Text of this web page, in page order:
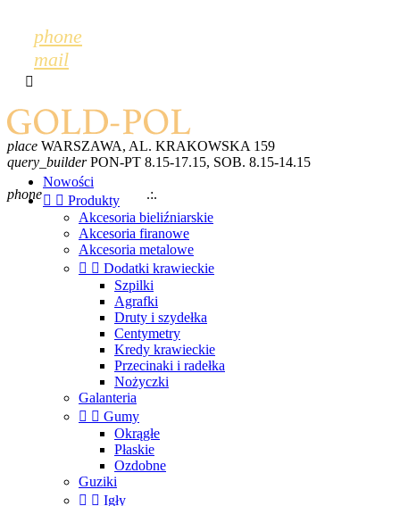
phone
mail

place WARSZAWA, AL. KRAKOWSKA 159
query_builderPON-PT 8.15-17.15, SOB. 8.15-14.15
mailGOLDPOL@GOLDPOL.PL
phone +48 600 243 702 .:.
Nowości
  Produkty
Akcesoria bieliźniarskie
Akcesoria firanowe
Akcesoria metalowe
  Dodatki krawieckie
Szpilki
Agrafki
Druty i szydełka
Centymetry
Kredy krawieckie
Przecinaki i radełka
Nożyczki
Galanteria
  Gumy
Okrągłe
Płaskie
Ozdobne
Guziki
  Igły